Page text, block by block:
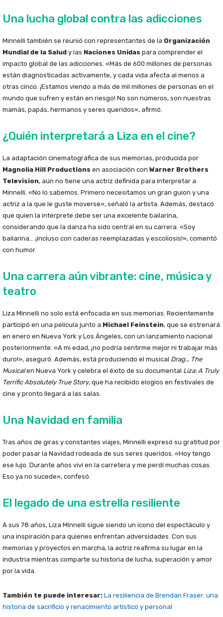
Una lucha global contra las adicciones
Minnelli también se reunió con representantes de la Organización
Mundial de la Salud y las Naciones Unidas para comprender el
impacto global de las adicciones. «Más de 600 millones de personas
están diagnosticadas activamente, y cada vida afecta al menos a
otras cinco. ¡Estamos viendo a más de mil millones de personas en el
mundo que sufren y están en riesgo! No son números, son nuestras
mamás, papás, hermanos y seres queridos», afirmó.
¿Quién interpretará a Liza en el cine?
La adaptación cinematográfica de sus memorias, producida por
Magnolia Hill Productions en asociación con Warner Brothers
Television, aún no tiene una actriz definida para interpretar a
Minnelli. «No lo sabemos. Primero necesitamos un gran guion y una
actriz a la que le guste moverse», señaló la artista. Además, destacó
que quien la interprete debe ser una excelente bailarina,
considerando que la danza ha sido central en su carrera. «Soy
bailarina… ¡incluso con caderas reemplazadas y escoliosis!», comentó
con humor.
Una carrera aún vibrante: cine, música y
teatro
Liza Minnelli no solo está enfocada en sus memorias. Recientemente
participó en una película junto a Michael Feinstein, que se estrenará
en enero en Nueva York y Los Ángeles, con un lanzamiento nacional
posteriormente. «A mi edad, ¡no podría sentirme mejor ni trabajar más
duro!», aseguró. Además, está produciendo el musical Drag… The
Musicalen Nueva York y celebra el éxito de su documental Liza: A Truly
Terrific Absolutely True Story, que ha recibido elogios en festivales de
cine y pronto llegará a las salas.
Una Navidad en familia
Tras años de giras y constantes viajes, Minnelli expresó su gratitud por
poder pasar la Navidad rodeada de sus seres queridos. «Hoy tengo
ese lujo. Durante años viví en la carretera y me perdí muchas cosas.
Eso ya no sucede», confesó.
El legado de una estrella resiliente
A sus 78 años, Liza Minnelli sigue siendo un ícono del espectáculo y
una inspiración para quienes enfrentan adversidades. Con sus
memorias y proyectos en marcha, la actriz reafirma su lugar en la
industria mientras comparte su historia de lucha, superación y amor
por la vida.
También te puede interesar: La resiliencia de Brendan Fraser: una
historia de sacrificio y renacimiento artístico y personal